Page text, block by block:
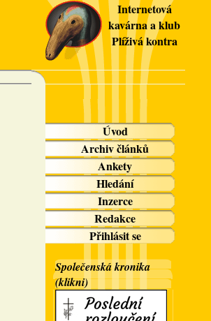
Internetová
kavárna a klub
Plíživá kontra
Úvod
Archiv článků
Ankety
Hledání
Inzerce
Redakce
Přihlásit se
Společenská kronika
(klikni)